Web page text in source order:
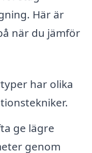
Här är
när du jämför
har olika
ge lägre
genom